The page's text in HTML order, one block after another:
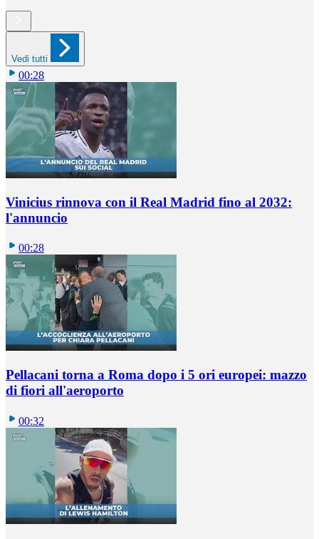
Vedi tutti
00:28
Vinicius rinnova con il Real Madrid fino al 2032:
l'annuncio
00:28
Pellacani torna a Roma dopo i 5 ori europei: mazzo
di fiori all'aeroporto
00:32